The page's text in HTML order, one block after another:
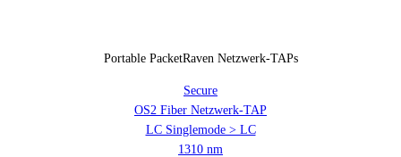
Portable PacketRaven Netzwerk-TAPs
Secure
OS2 Fiber Netzwerk-TAP
LC Singlemode > LC
1310 nm